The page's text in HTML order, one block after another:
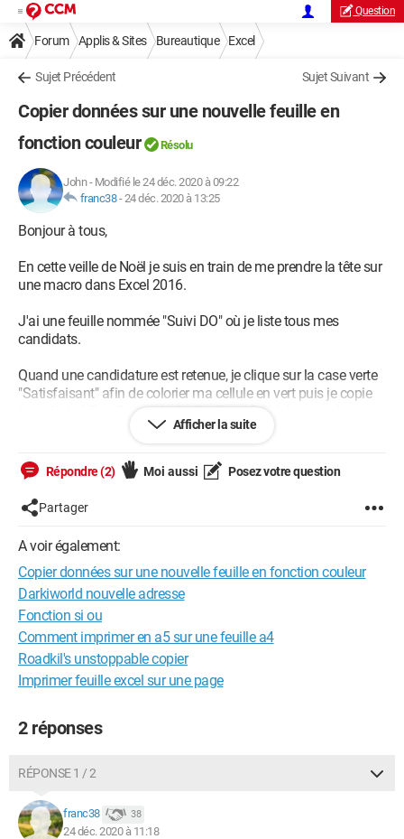
Question
Forum Applis & Sites Bureautique Excel
Sujet Précédent Sujet Suivant
Copier données sur une nouvelle feuille en
fonction couleur
Résolu
John- Modifié le 24 déc. 2020 à 09:22
franc38-24 déc. 2020 à 13:25
Bonjour à tous,
En cette veille de Noël je suis en train de me prendre la tête sur
une macro dans Excel 2016.
J'ai une feuille nommée "Suivi DO" où je liste tous mes
candidats.
Quand une candidature est retenue, je clique sur la case verte
"Satisfaisant" afin de colorier ma cellule en vert puis je copie
les cellule A,B et G dans la feuille "Suivi DS" à la suite des
Le début de la macro se passe bien, mais je ne sais pas
comment lui dire de coller les données à la suite. Pour le
moment, j'ai juste cliqué sur la dernière cellule vide.
Et bien sûr cela ne marche pas (sans oublier le message
d'erreur qui me dit que la ligne en gras surlignée (plus bas)
comporte une erreur...
Voici mon code :
Sub Retenus()
'
' Retenus Macro
ActiveCell.Select
Afficher la suite
Répondre (2) Moi aussi Posez votre question
Partager
A voir également:
Copier données sur une nouvelle feuille en fonction couleur
Darkiworld nouvelle adresse
Fonction si ou
Comment imprimer en a5 sur une feuille a4
Roadkil's unstoppable copier
Imprimer feuille excel sur une page
2 réponses
RÉPONSE 1 / 2
franc38 38
24 déc. 2020 à 11:18